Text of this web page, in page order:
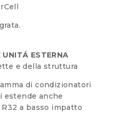
ESTERNA
e della struttura
di condizionatori
estende anche
R32 a basso impatto